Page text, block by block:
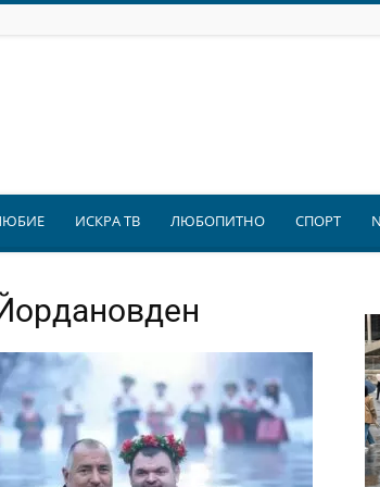
ИСКРА ТВ ЛЮБОПИТНО СПОРТ